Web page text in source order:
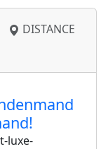
DISTANCE
luxe-